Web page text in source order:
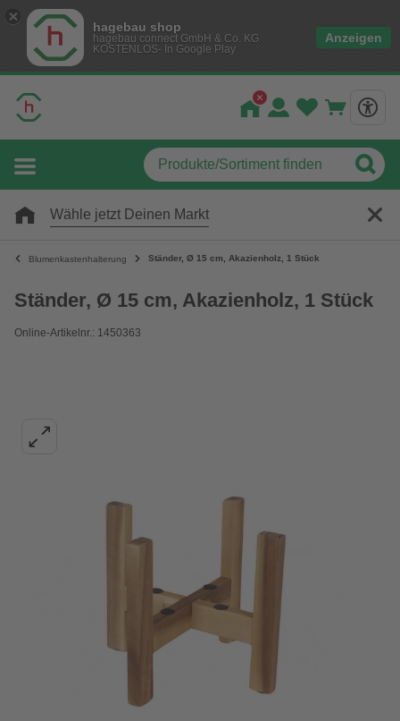
hagebau shop
hagebau connect GmbH & Co. KG
KOSTENLOS- In Google Play
Anzeigen
Wähle jetzt Deinen Markt
Blumenkastenhalterung Ständer, Ø 15 cm, Akazienholz, 1 Stück
Ständer, Ø 15 cm, Akazienholz, 1 Stück
Online-Artikelnr.: 1450363